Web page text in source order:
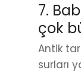
7.
çok
Antik
surları